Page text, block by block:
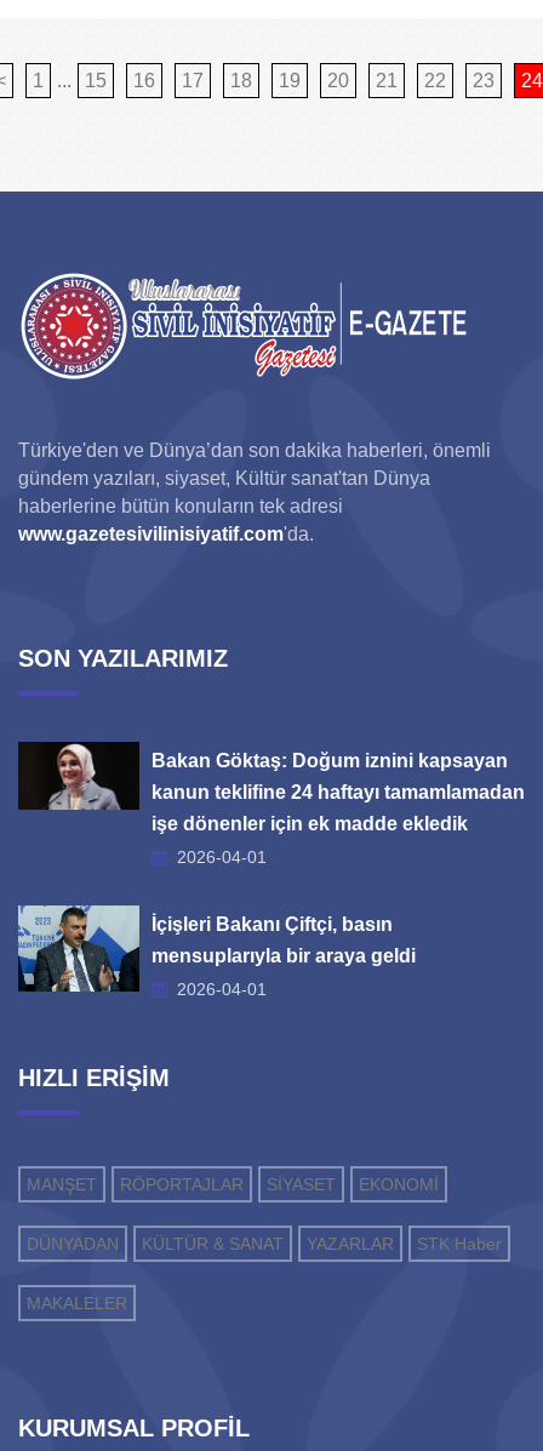
1 ... 15 16 17 18 19 20 21 22 23 24
Türkiye'den ve Dünya’dan son dakika haberleri, önemli
gündem yazıları, siyaset, Kültür sanat'tan Dünya
haberlerine bütün konuların tek adresi
www.gazetesivilinisiyatif.com'da.
SON YAZILARIMIZ
Bakan Göktaş: Doğum iznini kapsayan
kanun teklifine 24 haftayı tamamlamadan
işe dönenler için ek madde ekledik
2026-04-01
İçişleri Bakanı Çiftçi, basın
mensuplarıyla bir araya geldi
2026-04-01
HIZLI ERİŞİM
MANŞET RÖPORTAJLAR SİYASET EKONOMİ
DÜNYADAN KÜLTÜR & SANAT YAZARLAR STK Haber
MAKALELER
KURUMSAL PROFİL